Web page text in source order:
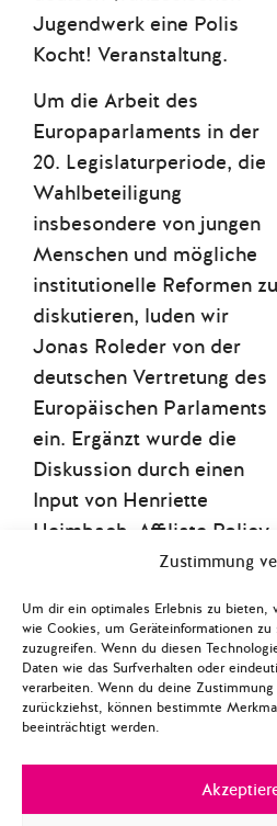
Zustimmung
Um dir ein optimales Erlebnis zu bieten,
wie Cookies, um Geräteinformationen
zuzugreifen. Wenn du diesen
Daten wie das Surfverhalten oder
verarbeiten. Wenn du deine
zurückziehst, können bestimmte
beeinträchtigt werden.
Jugendwerk eine Polis
Kocht! Veranstaltung.
Um die Arbeit des
Europaparlaments in der
20. Legislaturperiode, die
Wahlbeteiligung
insbesondere von jungen
Menschen und mögliche
institutionelle Reformen zu
diskutieren, luden wir
Jonas Roleder von der
deutschen Vertretung des
Europäischen Parlaments
ein. Ergänzt wurde die
Diskussion durch einen
Input von Henriette
Heimbach, Affiliate Policy
Fellow am Jacques Delors
sich auf eine
Analyse der Wahlkämpfe
Deutschland und
Frankreich, den aktuellen
französischen Beziehungen
und die Frage, ob